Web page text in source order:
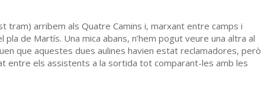
tram) arribem als Quatre Camins i, marxant entre camps i
de Martís. Una mica abans, n’hem pogut veure una altra al
que aquestes dues aulines havien estat reclamadores, però
entre els assistents a la sortida tot comparant-les amb les